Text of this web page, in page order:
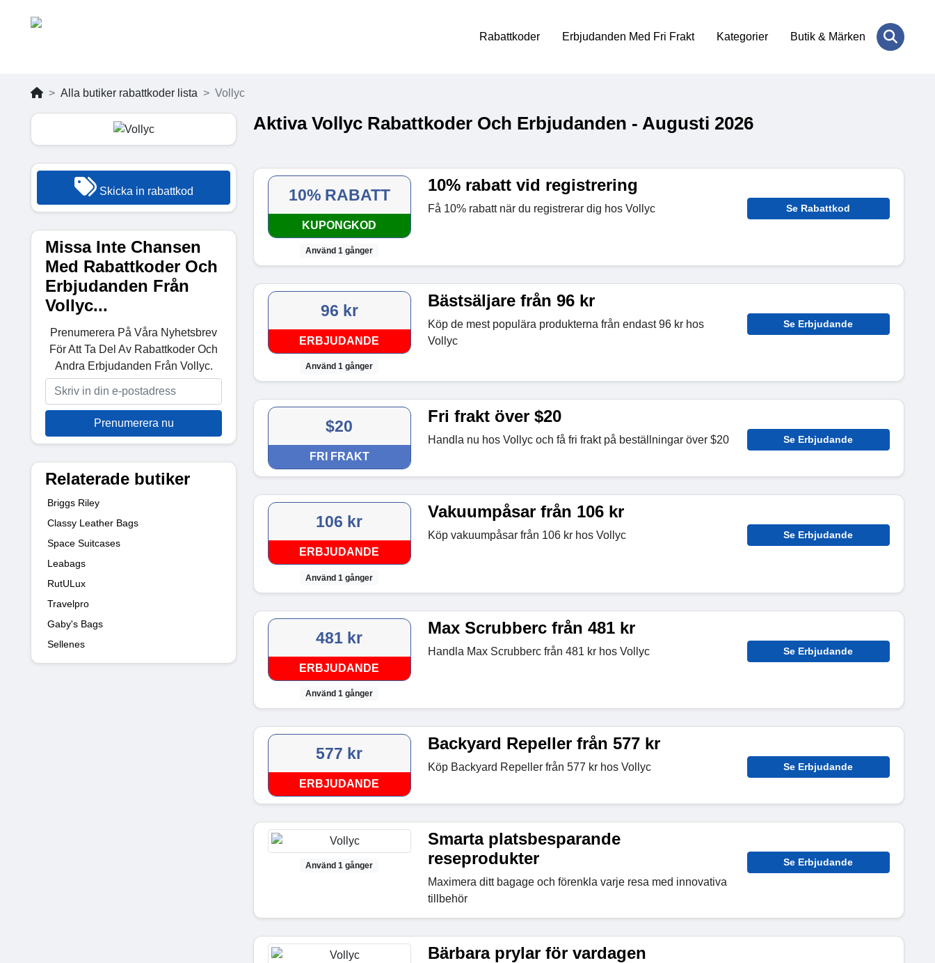
Rabattkoder Erbjudanden Med Fri Frakt Kategorier Butik & Märken
Alla butiker rabattkoder lista Vollyc
Skicka in rabattkod
Missa Inte Chansen
Med Rabattkoder Och
Erbjudanden Från
Vollyc...
Prenumerera På Våra Nyhetsbrev
För Att Ta Del Av Rabattkoder Och
Andra Erbjudanden Från Vollyc.
Prenumerera nu
Relaterade butiker
Briggs Riley
Classy Leather Bags
Space Suitcases
Leabags
RutULux
Travelpro
Gaby's Bags
Sellenes
Aktiva Vollyc Rabattkoder Och Erbjudanden - Augusti 2026
10% RABATT
KUPONGKOD
Använd 1 gånger
10% rabatt vid registrering
Få 10% rabatt när du registrerar dig hos Vollyc Se Rabattkod
96 kr
ERBJUDANDE
Använd 1 gånger
Bästsäljare från 96 kr
Köp de mest populära produkterna från endast 96 kr hos
Vollyc
Se Erbjudande
$20
FRI FRAKT
Fri frakt över $20
Handla nu hos Vollyc och få fri frakt på beställningar över $20 Se Erbjudande
106 kr
ERBJUDANDE
Använd 1 gånger
Vakuumpåsar från 106 kr
Köp vakuumpåsar från 106 kr hos Vollyc Se Erbjudande
481 kr
ERBJUDANDE
Använd 1 gånger
Max Scrubberc från 481 kr
Handla Max Scrubberc från 481 kr hos Vollyc Se Erbjudande
577 kr
ERBJUDANDE
Backyard Repeller från 577 kr
Köp Backyard Repeller från 577 kr hos Vollyc Se Erbjudande
Använd 1 gånger
Smarta platsbesparande
reseprodukter
Maximera ditt bagage och förenkla varje resa med innovativa
tillbehör
Se Erbjudande
Bärbara prylar för vardagen